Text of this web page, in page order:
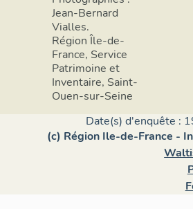
Jean-Bernard
Vialles.
Région Île-de-
France, Service
Patrimoine et
Inventaire, Saint-
Ouen-sur-Seine
Date(s) d'enquête :
(c) Région Ile-de-France -